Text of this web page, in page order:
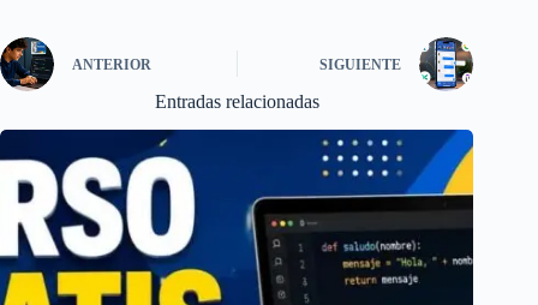
ANTERIOR SIGUIENTE
Entradas relacionadas